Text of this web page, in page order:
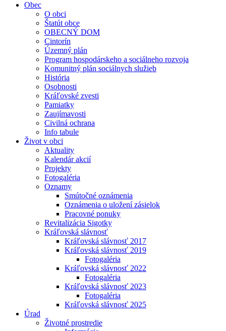
Obec
O obci
Štatút obce
OBECNÝ DOM
Cintorín
Územný plán
Program hospodárskeho a sociálneho rozvoja
Komunitný plán sociálnych služieb
História
Osobnosti
Kráľovské zvesti
Pamiatky
Zaujímavosti
Civilná ochrana
Info tabule
Život v obci
Aktuality
Kalendár akcií
Projekty
Fotogaléria
Oznamy
Smútočné oznámenia
Oznámenia o uložení zásielok
Pracovné ponuky
Revitalizácia Sigotky
Kráľovská slávnosť
Kráľovská slávnosť 2017
Kráľovská slávnosť 2019
Fotogaléria
Kráľovská slávnosť 2022
Fotogaléria
Kráľovská slávnosť 2023
Fotogaléria
Kráľovská slávnosť 2025
Úrad
Životné prostredie